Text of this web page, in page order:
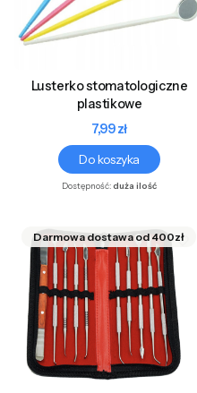
Lusterko stomatologiczne
plastikowe
Cena
7,99 zł
Do koszyka
Dostępność:duża ilość